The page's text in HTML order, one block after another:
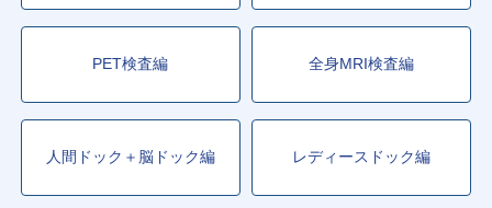
PET検査編 全身MRI検査編
人間ドック＋脳ドック編 レディースドック編